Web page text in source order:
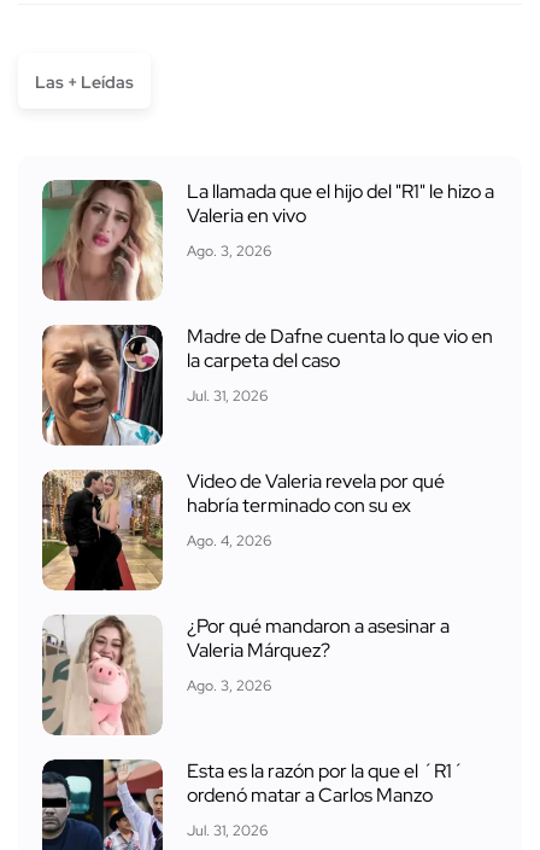
Las + Leídas
La llamada que el hijo del "R1" le hizo a
Valeria en vivo
Ago. 3, 2026
Madre de Dafne cuenta lo que vio en
la carpeta del caso
Jul. 31, 2026
Video de Valeria revela por qué
habría terminado con su ex
Ago. 4, 2026
¿Por qué mandaron a asesinar a
Valeria Márquez?
Ago. 3, 2026
Esta es la razón por la que el ´R1´
ordenó matar a Carlos Manzo
Jul. 31, 2026